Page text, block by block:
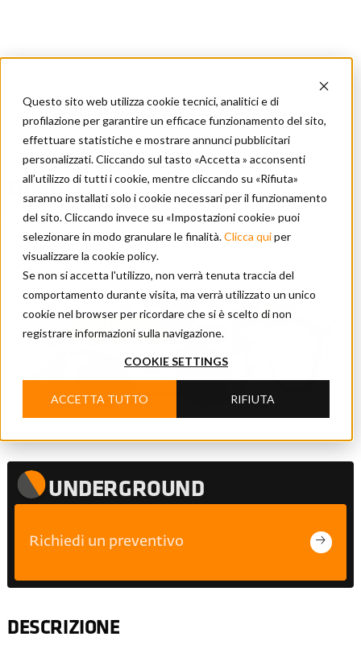
Questo sito web utilizza cookie tecnici, analitici e di
profilazione per garantire un efficace funzionamento del sito,
effettuare statistiche e mostrare annunci pubblicitari
personalizzati. Cliccando sul tasto «Accetta » acconsenti
all’utilizzo di tutti i cookie, mentre cliccando su «Rifiuta»
saranno installati solo i cookie necessari per il funzionamento
del sito. Cliccando invece su «Impostazioni cookie» puoi
selezionare in modo granulare le finalità.Clicca quiper
visualizzare la cookie policy.
Se non si accetta l'utilizzo, non verrà tenuta traccia del
comportamento durante visita, ma verrà utilizzato un unico
cookie nel browser per ricordare che si è scelto di non
registrare informazioni sulla navigazione.
COOKIE SETTINGS
ACCETTA TUTTO RIFIUTA
siamo
CIFA
Documentazione
Locator
con
noi
Dealer
Home/ Prodotti/ DINGO
DINGO
Pompe spritz
UNDERGROUND
Richiedi un preventivo
DESCRIZIONE